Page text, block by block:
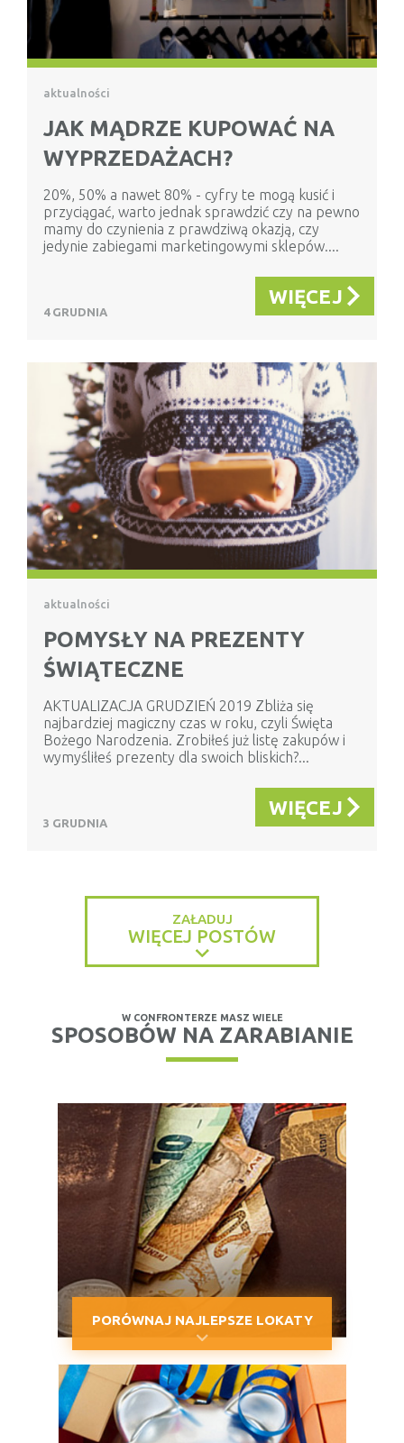
aktualności
JAK MĄDRZE KUPOWAĆ NA
WYPRZEDAŻACH?
20%, 50% a nawet 80% - cyfry te mogą kusić i
przyciągać, warto jednak sprawdzić czy na pewno
mamy do czynienia z prawdziwą okazją, czy
jedynie zabiegami marketingowymi sklepów....
4 GRUDNIA
WIĘCEJ
aktualności
POMYSŁY NA PREZENTY
ŚWIĄTECZNE
AKTUALIZACJA GRUDZIEŃ 2019 Zbliża się
najbardziej magiczny czas w roku, czyli Święta
Bożego Narodzenia. Zrobiłeś już listę zakupów i
wymyśliłeś prezenty dla swoich bliskich?...
3 GRUDNIA
WIĘCEJ
ZAŁADUJ
WIĘCEJ POSTÓW
W CONFRONTERZE MASZ WIELE
SPOSOBÓW NA ZARABIANIE
PORÓWNAJ NAJLEPSZE LOKATY